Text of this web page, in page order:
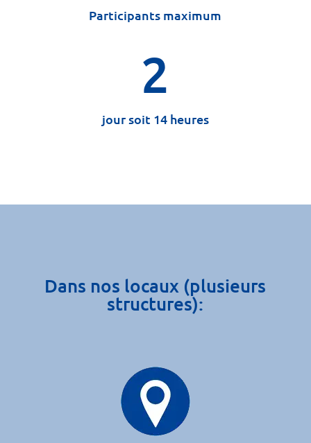
Participants maximum
2
jour soit 14 heures
Dans nos locaux (plusieurs
structures):